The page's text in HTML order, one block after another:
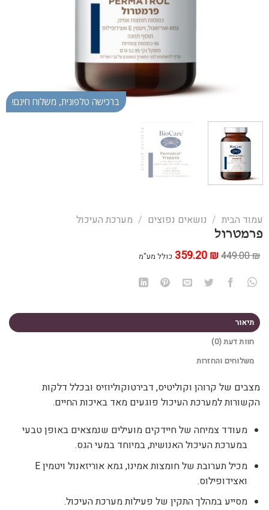
ברכישה טלפונית, משלוח חינם!
עמוד הבית / נושאים נפוצים / מערכת העיכול
פרמטרול
449.00₪ המחיר
449.00 ₪.
359.20₪ המחיר
359.20 ₪.
כולל מע"מ
תיאור
חוות דעת (0)
משלוחים והחזרות
מצבים של קרוהן וקוליטיס, דבירטוקוליוזיס ובכלל דלקות
הקשורות למערכת העיכול פוגעים מאד באיכות החיים.
מעודד צמיחה של חיידקים מועילים שנמצאים באופן טבעי
במערכת העיכול האנושית, במיוחד במעי הגס.
מכיל תערובת של חומצות אמינו, גמא אוריזאנול ויטמין E
ואצידופילוס.
מסייע במהלך התקין של פעילות מערכת העיכול.